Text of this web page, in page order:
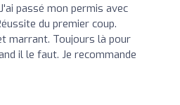
J'ai passé mon permis avec
du premier coup.
marrant. Toujours là pour
il le faut. Je recommande